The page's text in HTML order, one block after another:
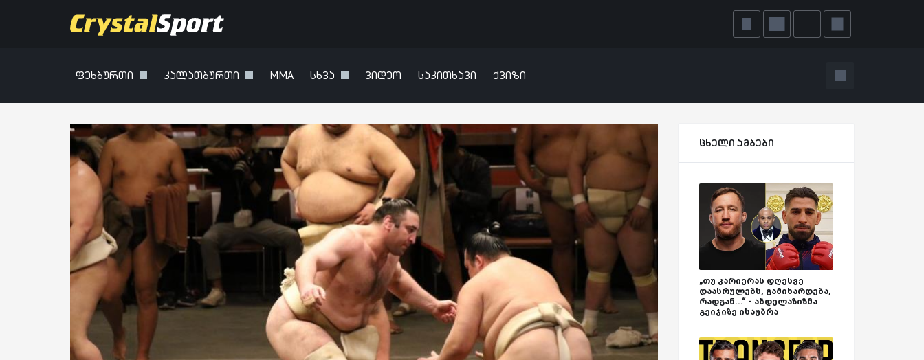
ფეხბურთი კალათბურთი MMA სხვა ვიდეო საკითხავი ქვიზი
ცხელი ამბები
„თუ კარიერას დღესვე
დაასრულებს, გამიხარდება,
რადგან...“ - აბდელაზიზმა
გეიჯიზე ისაუბრა